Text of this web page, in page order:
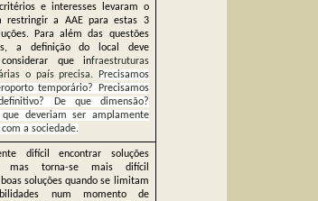
e interesses levaram o
restringir a AAE para estas 3
Para além das questões
a definição do local deve
que infraestruturas
o país precisa.
Precisamos
temporário? Precisamos
De que dimensão?
que deveriam ser amplamente
a sociedade.
difícil encontrar soluções
mas torna-se mais difícil
soluções quando se limitam
num momento de